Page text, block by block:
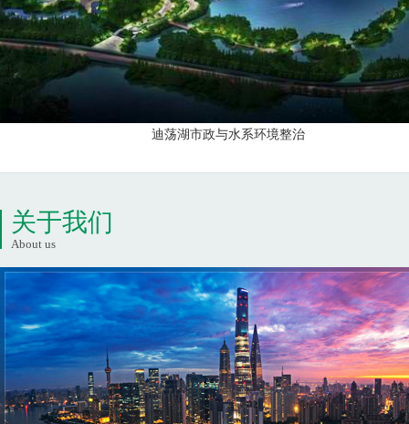
迪荡湖市政与水系环境整治
关于我们
About us